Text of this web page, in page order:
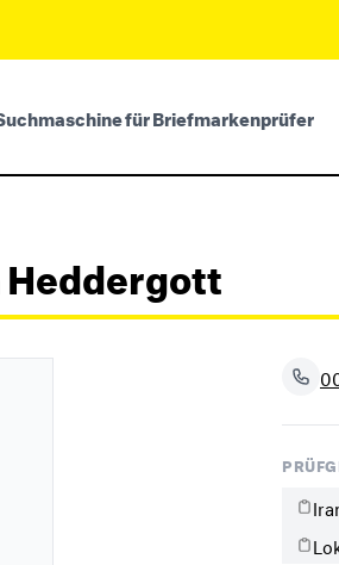
für Briefmarkenprüfer